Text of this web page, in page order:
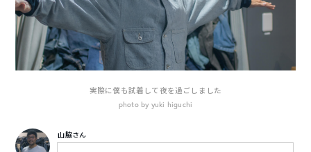
実際に僕も試着して夜を過ごしました
photo by yuki higuchi
山脇さん